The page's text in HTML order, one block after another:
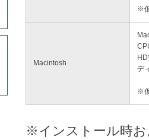
※
Macintosh
デ
※
※インストール時お